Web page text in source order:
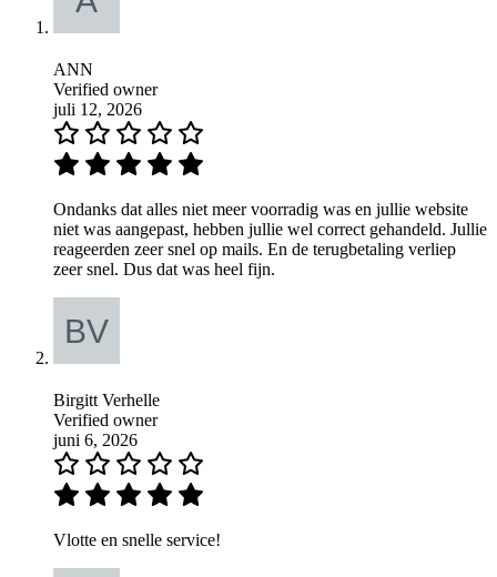
ANN
Verified owner
juli 12, 2026
Ondanks dat alles niet meer voorradig was en jullie website
niet was aangepast, hebben jullie wel correct gehandeld. Jullie
reageerden zeer snel op mails. En de terugbetaling verliep
zeer snel. Dus dat was heel fijn.
Birgitt Verhelle
Verified owner
juni 6, 2026
Vlotte en snelle service!